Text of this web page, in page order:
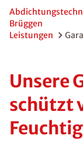
Brüggen
Leistungen
Unsere
schützt